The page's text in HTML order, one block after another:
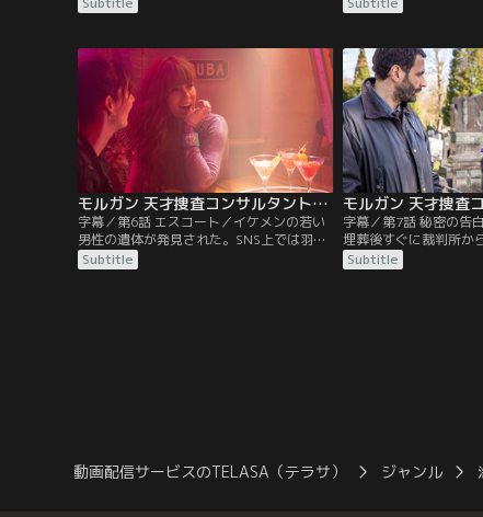
10日後に結婚式を控えており、婚約者は事
掛けてきていたことや、疎遠になっていた
姉がいたことも判明。全ては被害者が宝く
じで高額当選していた事実につながった。
の天井が壊れ、一家全
売ったと激怒していた
性警官が遺体で発見さ
勤務する警察署に事情
者本人が出勤してくる
モルガン 天才捜査コンサルタントの殺人事件簿 シーズン2 第06話／字幕
字幕／第6話 エスコート／イケメンの若い
男性の遺体が発見された。SNS上では羽振
りのいい生活に見えたが、実際はただの配
達員だった。彼を取り巻く女性たちには共
Subtitle
字幕／第7話 秘密の告
埋葬後すぐに裁判所か
体を掘り起こすと、棺
ていた。末期がん患者
Subtitle
動画配信サービスのTELASA（テラサ） ジャンル